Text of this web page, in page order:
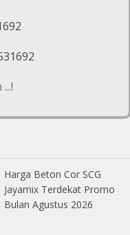
Harga Beton Cor SCG
Jayamix Terdekat Promo
Bulan Agustus 2026